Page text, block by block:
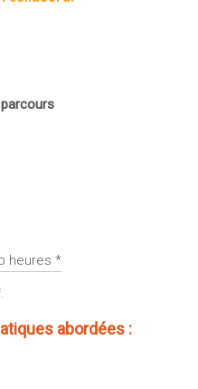
- Département composante)
heures *
abordées :